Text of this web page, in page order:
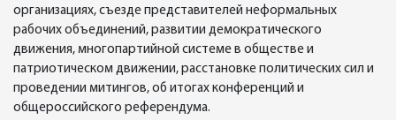
организациях, съезде представителей неформальных
рабочих объединений, развитии демократического
движения, многопартийной системе в обществе и
патриотическом движении, расстановке политических сил и
проведении митингов, об итогах конференций и
общероссийского референдума.